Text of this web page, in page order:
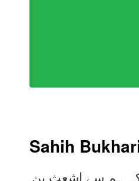
Sahih
کہ ہم سے اشعث بن